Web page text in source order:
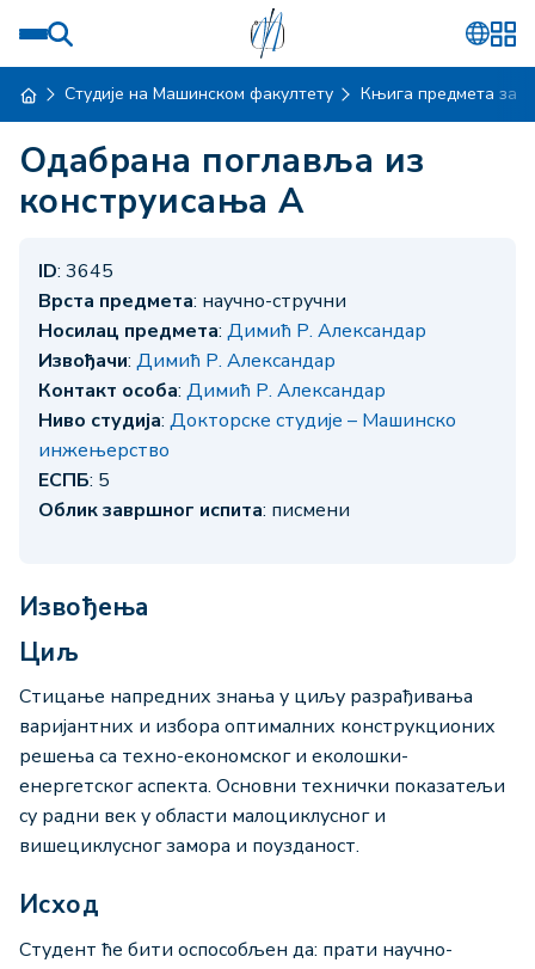
Студије на Машинском факултету Књига предмета за
Одабрана поглавља из
конструисања А
ID: 3645
Врста предмета: научно-стручни
Носилац предмета: Димић Р. Александар
Извођачи: Димић Р. Александар
Контакт особа: Димић Р. Александар
Ниво студија: Докторске студије – Машинско
инжењерство
ЕСПБ: 5
Облик завршног испита: писмени
Извођења
Циљ
Стицање напредних знања у циљу разрађивања
варијантних и избора оптималних конструкционих
решења са техно-економског и еколошки-
енергетског аспекта. Основни технички показатељи
су радни век у области малоциклусног и
вишециклусног замора и поузданост.
Исход
Студент ће бити оспособљен да: прати научно-